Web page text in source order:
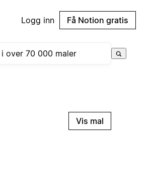
Logg inn Få Notion gratis
Vis mal